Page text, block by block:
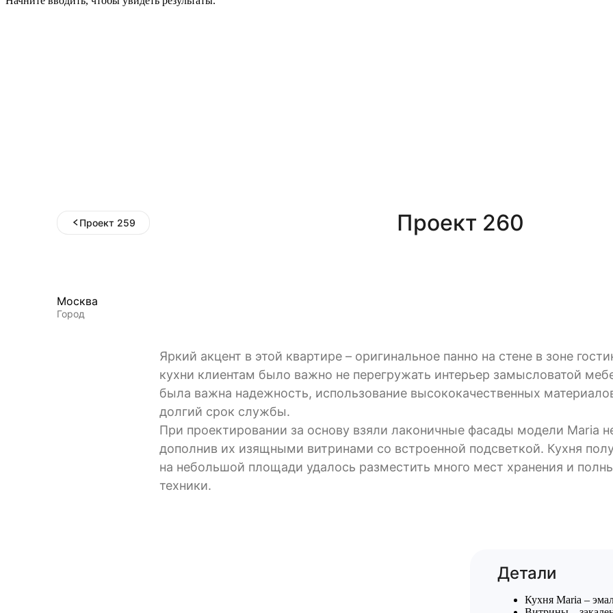
Проект 259 Проект 260
Москва
Город
Яркий акцент в этой квартире – оригинальное панно на стене в зоне
кухни клиентам было важно не перегружать интерьер замысловатой
была важна надежность, использование высококачественных
долгий срок службы.
При проектировании за основу взяли лаконичные фасады модели Maria
дополнив их изящными витринами со встроенной подсветкой. Кухня
на небольшой площади удалось разместить много мест хранения и
техники.
Детали
Кухня Maria –